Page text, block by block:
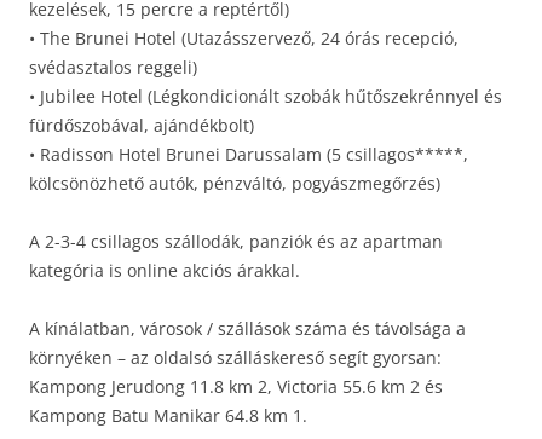
kezelések, 15 percre a reptértől)
• The Brunei Hotel (Utazásszervező, 24 órás recepció,
svédasztalos reggeli)
• Jubilee Hotel (Légkondicionált szobák hűtőszekrénnyel és
fürdőszobával, ajándékbolt)
• Radisson Hotel Brunei Darussalam (5 csillagos*****,
kölcsönözhető autók, pénzváltó, pogyászmegőrzés)
A 2-3-4 csillagos szállodák, panziók és az apartman
kategória is online akciós árakkal.
A kínálatban, városok / szállások száma és távolsága a
környéken – az oldalsó szálláskereső segít gyorsan:
Kampong Jerudong 11.8 km 2, Victoria 55.6 km 2 és
Kampong Batu Manikar 64.8 km 1.